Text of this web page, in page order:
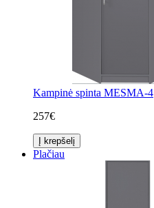
Kampinė spinta MESMA-4
257€
Į krepšelį
Plačiau